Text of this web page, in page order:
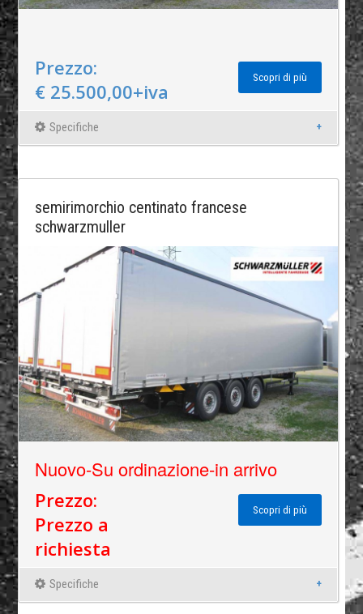
Prezzo:
€ 25.500,00+iva
Scopri di più
Specifiche
semirimorchio centinato francese
schwarzmuller
Nuovo-Su ordinazione-in arrivo
Prezzo:
Prezzo a
richiesta
Scopri di più
Specifiche